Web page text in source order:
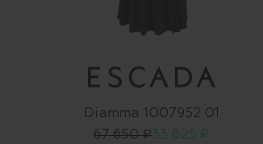
Diamma 1007952 01
67 650 ₽33 825 ₽